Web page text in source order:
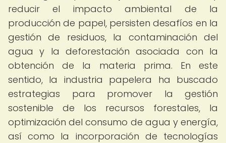
reducir el impacto ambiental de la
producción de papel, persisten desafíos en la
gestión de residuos, la contaminación del
agua y la deforestación asociada con la
obtención de la materia prima. En este
sentido, la industria papelera ha buscado
estrategias para promover la gestión
sostenible de los recursos forestales, la
optimización del consumo de agua y energía,
así como la incorporación de tecnologías